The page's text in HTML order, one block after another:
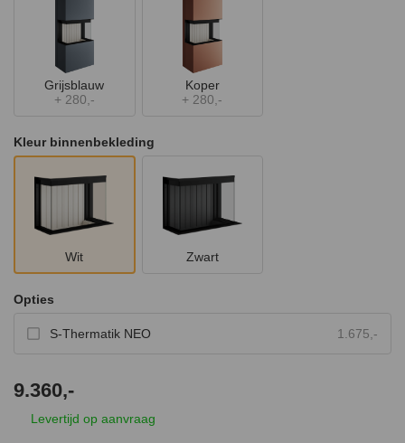
Grijsblauw
+ 280,-
Koper
+ 280,-
Kleur binnenbekleding
Wit Zwart
Opties
S-Thermatik NEO 1.675,-
9.360,-
Levertijd op aanvraag